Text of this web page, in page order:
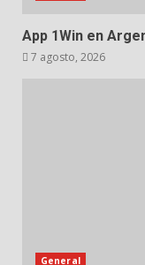
App 1Win en
7 agosto, 2026
General